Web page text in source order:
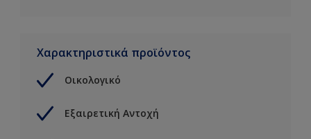
Χαρακτηριστικά προϊόντος
Οικολογικό
Εξαιρετική Αντοχή